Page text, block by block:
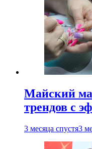
Майский
трендов с
3 месяца спустя3